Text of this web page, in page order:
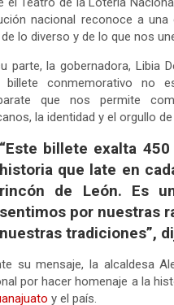
nacional reconoce a
lo diverso y de lo que nos
parte, la gobernadora, Libia
billete conmemorativo no
que nos permite
la identidad y el orgullo
“Este billete exalta
historia que late en
rincón de León. Es
sentimos por nuestras
nuestras tradiciones”,
su mensaje, la alcaldesa
por hacer homenaje a la
y el país.